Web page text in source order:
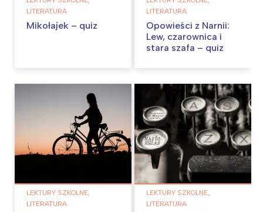
LITERATURA
Mikołajek – quiz
LITERATURA
Opowieści z Narnii:
Lew, czarownica i
stara szafa – quiz
LEKTURY SZKOLNE,
LITERATURA
LEKTURY SZKOLNE,
LITERATURA